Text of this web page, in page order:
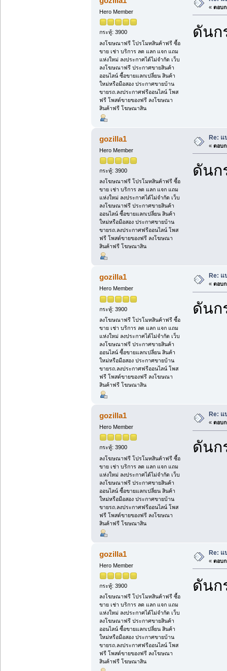
Hero Member
กระทู้: 3900
ลงโฆษณาฟรี โปรโมทสินค้าฟรี ซื้อ
ขาย เช่า บริการ ลด แลก แจก แถม
แห่งใหม่ ลงประกาศได้ไม่จำกัด เว็บ
ลงโฆษณาฟรี ประกาศขายสินค้า
ออนไลน์ ซื้อขายแลกเปลี่ยน สินค้า
ใหม่หรือมือสอง ประกาศขายบ้าน
ขายรถ.ลงประกาศฟรีออนไลน์ โพส
ฟรี โพสต์ขายของฟรี ลงโฆษณา
สินค้าฟรี โฆษณาสิน
« ตอบก
ดันก
gozilla1
Hero Member
กระทู้: 3900
ลงโฆษณาฟรี โปรโมทสินค้าฟรี ซื้อ
ขาย เช่า บริการ ลด แลก แจก แถม
แห่งใหม่ ลงประกาศได้ไม่จำกัด เว็บ
ลงโฆษณาฟรี ประกาศขายสินค้า
ออนไลน์ ซื้อขายแลกเปลี่ยน สินค้า
ใหม่หรือมือสอง ประกาศขายบ้าน
ขายรถ.ลงประกาศฟรีออนไลน์ โพส
ฟรี โพสต์ขายของฟรี ลงโฆษณา
สินค้าฟรี โฆษณาสิน
Re: แ
« ตอบก
ดันก
gozilla1
Hero Member
กระทู้: 3900
ลงโฆษณาฟรี โปรโมทสินค้าฟรี ซื้อ
ขาย เช่า บริการ ลด แลก แจก แถม
แห่งใหม่ ลงประกาศได้ไม่จำกัด เว็บ
ลงโฆษณาฟรี ประกาศขายสินค้า
ออนไลน์ ซื้อขายแลกเปลี่ยน สินค้า
ใหม่หรือมือสอง ประกาศขายบ้าน
ขายรถ.ลงประกาศฟรีออนไลน์ โพส
ฟรี โพสต์ขายของฟรี ลงโฆษณา
สินค้าฟรี โฆษณาสิน
Re:
« ตอบก
ดันก
gozilla1
Hero Member
กระทู้: 3900
ลงโฆษณาฟรี โปรโมทสินค้าฟรี ซื้อ
ขาย เช่า บริการ ลด แลก แจก แถม
แห่งใหม่ ลงประกาศได้ไม่จำกัด เว็บ
ลงโฆษณาฟรี ประกาศขายสินค้า
ออนไลน์ ซื้อขายแลกเปลี่ยน สินค้า
ใหม่หรือมือสอง ประกาศขายบ้าน
ขายรถ.ลงประกาศฟรีออนไลน์ โพส
ฟรี โพสต์ขายของฟรี ลงโฆษณา
สินค้าฟรี โฆษณาสิน
Re:
« ตอบก
ดันก
gozilla1
Hero Member
กระทู้: 3900
ลงโฆษณาฟรี โปรโมทสินค้าฟรี ซื้อ
ขาย เช่า บริการ ลด แลก แจก แถม
แห่งใหม่ ลงประกาศได้ไม่จำกัด เว็บ
ลงโฆษณาฟรี ประกาศขายสินค้า
ออนไลน์ ซื้อขายแลกเปลี่ยน สินค้า
ใหม่หรือมือสอง ประกาศขายบ้าน
ขายรถ.ลงประกาศฟรีออนไลน์ โพส
ฟรี โพสต์ขายของฟรี ลงโฆษณา
สินค้าฟรี โฆษณาสิน
Re: แ
« ตอบก
ดันก